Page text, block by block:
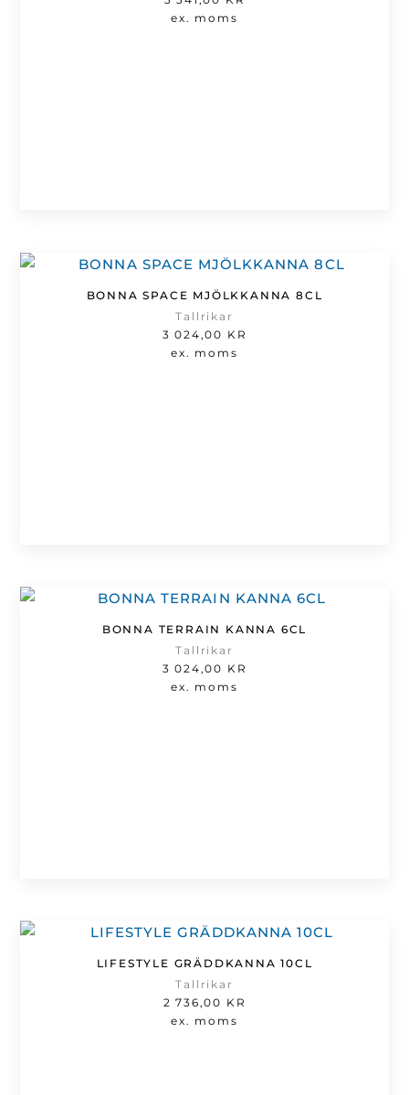
ex. moms
BONNA SPACE MJÖLKKANNA 8CL
Tallrikar
3 024,00 KR
ex. moms
BONNA TERRAIN KANNA 6CL
Tallrikar
3 024,00 KR
ex. moms
LIFESTYLE GRÄDDKANNA 10CL
Tallrikar
2 736,00 KR
ex. moms